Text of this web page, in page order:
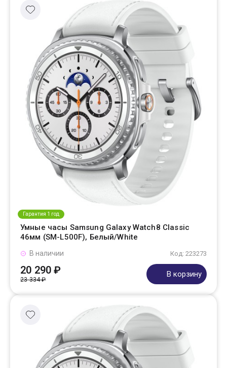
Гарантия 1 год
Умные часы Samsung Galaxy Watch8 Classic
46мм (SM-L500F), Белый/White
Код: 223273
В наличии
20 290 ₽
23 334 ₽
В корзину